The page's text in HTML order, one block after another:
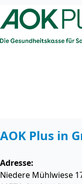
AOK Plus in
Adresse:
Niedere Mühlwiese